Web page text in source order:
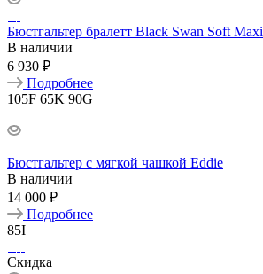
Бюстгальтер бралетт Black Swan Soft Maxi
В наличии
6 930 ₽
Подробнее
105F 65K 90G
Бюстгальтер с мягкой чашкой Eddie
В наличии
14 000 ₽
Подробнее
85I
Скидка